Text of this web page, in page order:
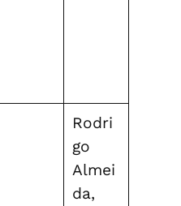
Rodri
go
Almei
da,